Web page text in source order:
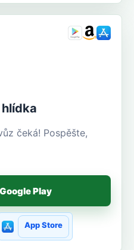
čeká! Pospěšte,
Play
App Store